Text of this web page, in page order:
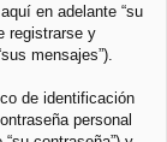
en adelante “su
registrarse y
mensajes”).
de identificación
personal